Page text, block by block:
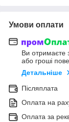
Умови оплати
Ви отримаєте
або гроші
Детальніше
Післяплата
Оплата на
Оплата за